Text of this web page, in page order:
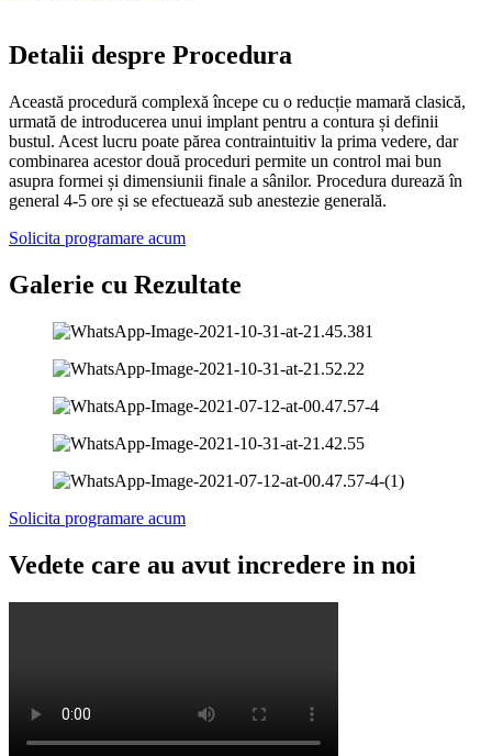
Detalii despre Procedura
Această procedură complexă începe cu o reducție mamară clasică,
urmată de introducerea unui implant pentru a contura și definii
bustul. Acest lucru poate părea contraintuitiv la prima vedere, dar
combinarea acestor două proceduri permite un control mai bun
asupra formei și dimensiunii finale a sânilor. Procedura durează în
general 4-5 ore și se efectuează sub anestezie generală.
Solicita programare acum
Galerie cu Rezultate
Solicita programare acum
Vedete care au avut incredere in noi